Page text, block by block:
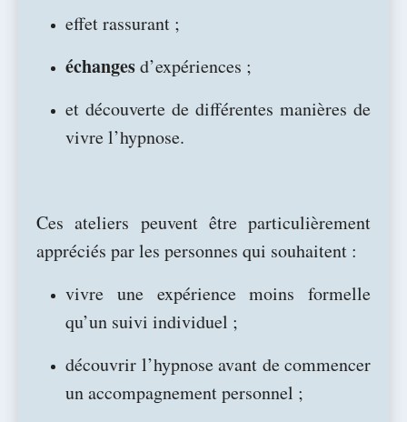
effet rassurant ;
échangesd’expériences ;
et découverte de différentes manières de
vivre l’hypnose.
Ces ateliers peuvent être particulièrement
appréciés par les personnes qui souhaitent :
vivre une expérience moins formelle
qu’un suivi individuel ;
découvrir l’hypnose avant de commencer
un accompagnement personnel ;